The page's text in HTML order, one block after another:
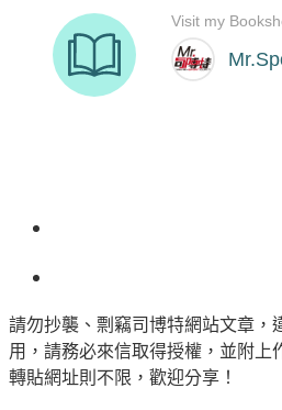
請勿抄襲、剽竊司博特網站文章，
用，請務必來信取得授權，並附上
轉貼網址則不限，歡迎分享！